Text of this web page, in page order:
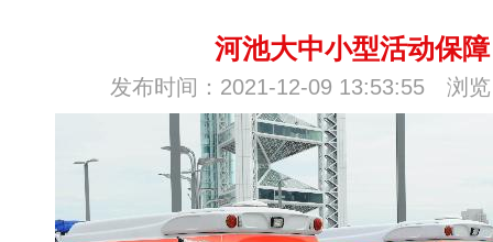
河池大中小型活动保障
发布时间：2021-12-09 13:53:55 浏览